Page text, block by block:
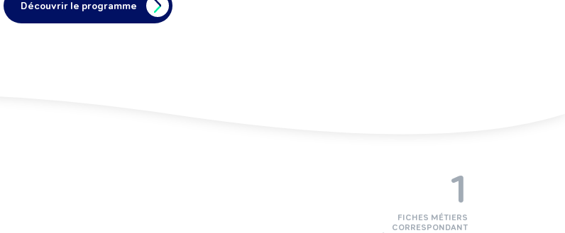
Découvrir le programme
1
FICHES MÉTIERS
CORRESPONDANT